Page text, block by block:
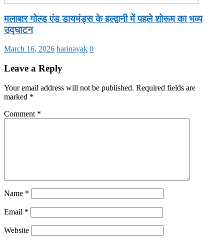
मलाबार गोल्ड एंड डायमंड्स के हल्द्वानी में पहले शोरूम का भव्य
उद्घाटन
March 16, 2026 harinayak 0
Leave a Reply
Your email address will not be published. Required fields are
marked *
Comment *
Name *
Email *
Website